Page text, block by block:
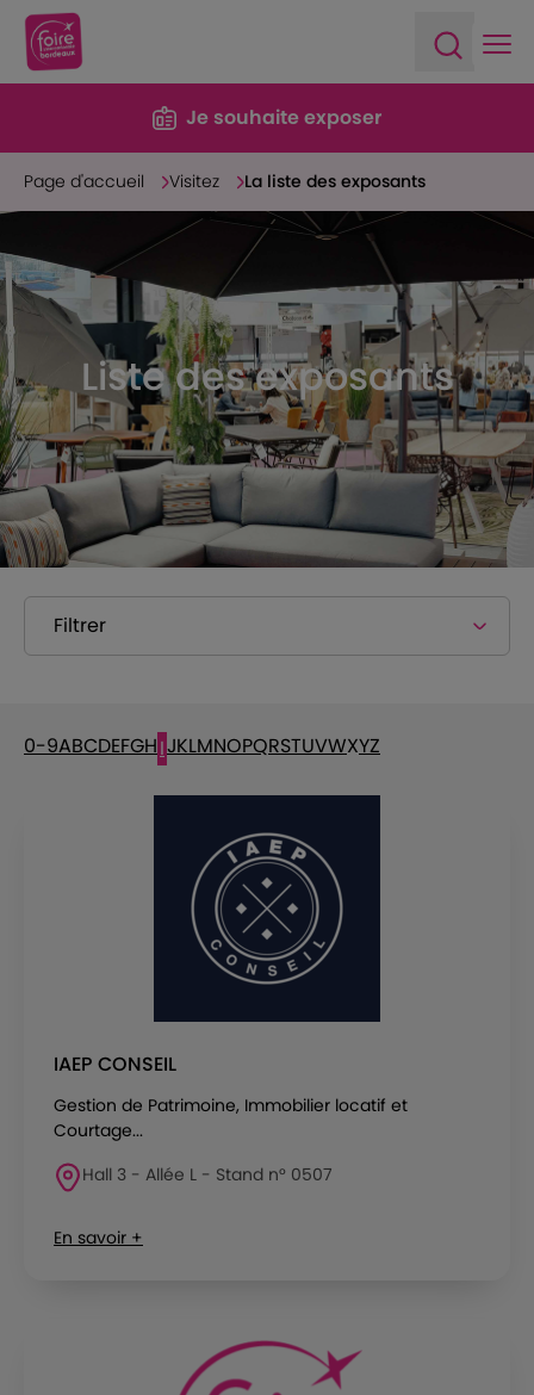
Je souhaite exposer
Page d'accueil Visitez La liste des exposants
Liste des exposants
Filtrer
0-9ABCDEFGHIJKLMNOPQRSTUVWXYZ
IAEP CONSEIL
Gestion de Patrimoine, Immobilier locatif et
Courtage...
Hall 3 - Allée L - Stand n° 0507
En savoir +